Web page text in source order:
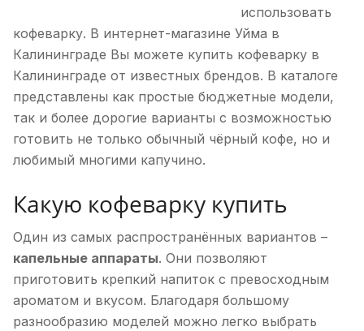
использовать
кофеварку. В интернет-магазине Уйма в
Калининграде Вы можете купить кофеварку в
Калининграде от известных брендов. В каталоге
представлены как простые бюджетные модели,
так и более дорогие варианты с возможностью
готовить не только обычный чёрный кофе, но и
любимый многими капучино.
Какую кофеварку купить
Один из самых распространённых вариантов –
капельные аппараты. Они позволяют
приготовить крепкий напиток с превосходным
ароматом и вкусом. Благодаря большому
разнообразию моделей можно легко выбрать